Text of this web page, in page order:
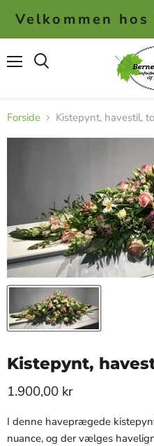
Velkommen
Forside Kistepynt, havestil,
Kistepynt,
1.900,00 kr
I denne haveprægede
nuance, og der vælges